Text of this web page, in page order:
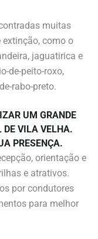
muitas
extinção, como o
jaguatirica e
de-peito-roxo,
rabo-preto.
UM GRANDE
DE VILA VELHA.
PRESENÇA.
orientação e
e atrativos.
por condutores
para melhor